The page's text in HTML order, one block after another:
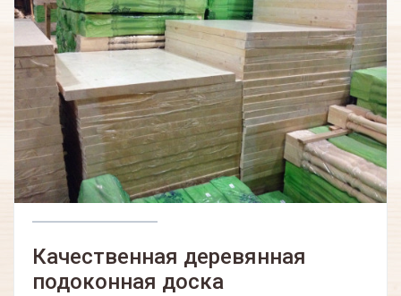
Качественная деревянная
подоконная доска